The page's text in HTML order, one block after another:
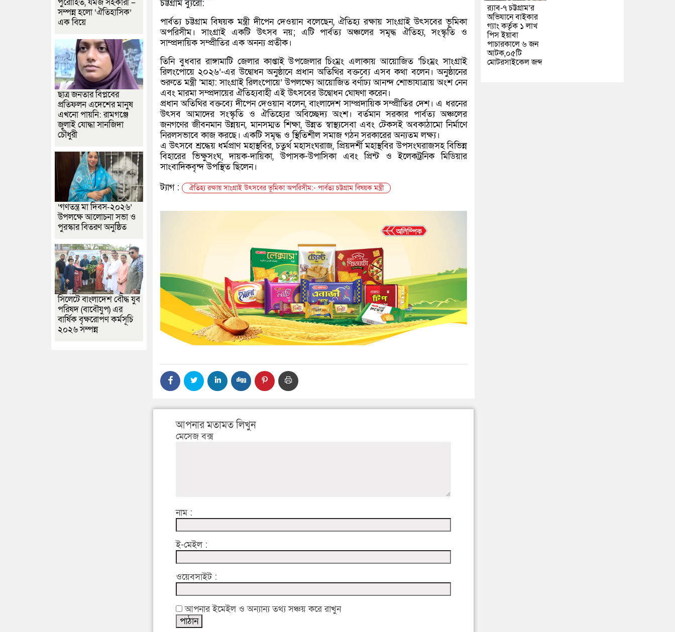
চট্টগ্রাম ব্যুরো:
পার্বত্য চট্টগ্রাম বিষয়ক মন্ত্রী দীপেন দেওয়ান বলেছেন, ঐতিহ্য রক্ষায় সাংগ্রাই উৎসবের ভূমিকা
অপরিসীম। সাংগ্রাই একটি উৎসব নয়; এটি পার্বত্য অঞ্চলের সমৃদ্ধ ঐতিহ্য, সংস্কৃতি ও
সাম্প্রদায়িক সম্প্রীতির এক অনন্য প্রতীক।
তিনি বুধবার রাঙ্গামাটি জেলার কাপ্তাই উপজেলার চিংম্রং এলাকায় আয়োজিত ‘চিংম্রং সাংগ্রাই
রিলংপোয়ে ২০২৬’-এর উদ্বোধন অনুষ্ঠানে প্রধান অতিথির বক্তব্যে এসব কথা বলেন। অনুষ্ঠানের
শুরুতে মন্ত্রী ‘মাহা: সাংগ্রাই রিলংপোয়ে’ উপলক্ষ্যে আয়োজিত বর্ণাঢ্য আনন্দ শোভাযাত্রায় অংশ নেন
এবং মারমা সম্প্রদায়ের ঐতিহ্যবাহী এই উৎসবের উদ্বোধন ঘোষণা করেন।
প্রধান অতিথির বক্তব্যে দীপেন দেওয়ান বলেন, বাংলাদেশ সাম্প্রদায়িক সম্প্রীতির দেশ। এ ধরনের
উৎসব আমাদের সংস্কৃতি ও ঐতিহ্যের অবিচ্ছেদ্য অংশ। বর্তমান সরকার পার্বত্য অঞ্চলের
জনগণের জীবনমান উন্নয়ন, মানসম্মত শিক্ষা, উন্নত স্বাস্থ্যসেবা এবং টেকসই অবকাঠামো নির্মাণে
নিরলসভাবে কাজ করছে। একটি সমৃদ্ধ ও স্থিতিশীল সমাজ গঠন সরকারের অন্যতম লক্ষ্য।
এ উৎসবে শ্রদ্ধেয় ধর্মপ্রাণ মহাস্থবির, চতুর্থ মহাসংঘরাজ, প্রিয়দর্শী মহাস্থবির উপসংঘরাজসহ বিভিন্ন
বিহারের ভিক্ষুসংঘ, দায়ক-দায়িকা, উপাসক-উপাসিকা এবং প্রিন্ট ও ইলেকট্রনিক মিডিয়ার
সাংবাদিকবৃন্দ উপস্থিত ছিলেন।
ট্যাগ :
ঐতিহ্য রক্ষায় সাংগ্রাই উৎসবের ভূমিকা অপরিসীম:- পার্বত্য চট্টগ্রাম বিষয়ক মন্ত্রী
আপনার মতামত লিখুন
মেসেজ বক্স
নাম :
ই-মেইল :
ওয়েবসাইট :
আপনার ইমেইল ও অন্যান্য তথ্য সঞ্চয় করে রাখুন
পুরোহিত, যমজ সহকারী –
সম্পন্ন হলো ‘ঐতিহাসিক’
এক বিয়ে
ছাত্র জনতার বিপ্লবের
প্রতিফলন এদেশের মানুষ
এখনো পায়নি: রামগঞ্জে
জুলাই যোদ্ধা সানজিদা
চৌধুরী
‘গণতন্ত্র মা দিবস-২০২৬’
উপলক্ষে আলোচনা সভা ও
পুরস্কার বিতরণ অনুষ্ঠিত
সিলেটে বাংলাদেশ বৌদ্ধ যুব
পরিষদ (বাবৌযুপ) এর
বার্ষিক বৃক্ষরোপণ কর্মসূচি
২০২৬ সম্পন্ন
র‌্যাব-৭ চট্টগ্রাম’র
অভিযানে বাইকার
গ্যাং কর্তৃক ১ লাখ
পিস ইয়াবা
পাচারকালে ৬ জন
আটক,০৫টি
মোটরসাইকেল জব্দ